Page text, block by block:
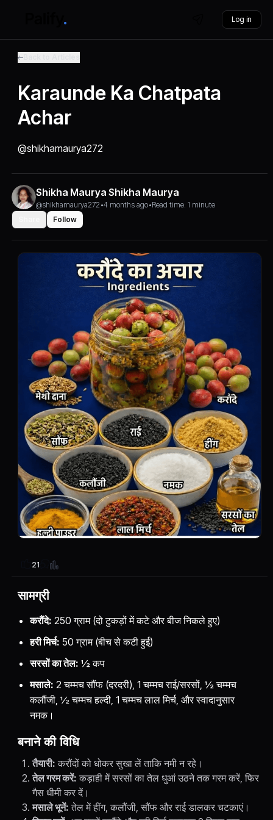
Log in
Karaunde Ka Chatpata
Achar
@shikhamaurya272
Shikha Maurya Shikha Maurya
@shikhamaurya272 •4 months ago•Read time: 1 minute
Follow
21
सामग्री
करौंदे: 250 ग्राम (दो टुकड़ों में कटे और बीज निकले हुए)
हरी मिर्च: 50 ग्राम (बीच से कटी हुई)
सरसों का तेल: ½ कप
मसाले: 2 चम्मच सौंफ (दरदरी), 1 चम्मच राई/सरसों, ½ चम्मच
कलौंजी, ½ चम्मच हल्दी, 1 चम्मच लाल मिर्च, और स्वादानुसार
नमक।
बनाने की विधि
तैयारी: करौंदों को धोकर सुखा लें ताकि नमी न रहे।
तेल गरम करें: कड़ाही में सरसों का तेल धुआं उठने तक गरम करें, फिर
गैस धीमी कर दें।
मसाले भूनें: तेल में हींग, कलौंजी, सौंफ और राई डालकर चटकाएं।